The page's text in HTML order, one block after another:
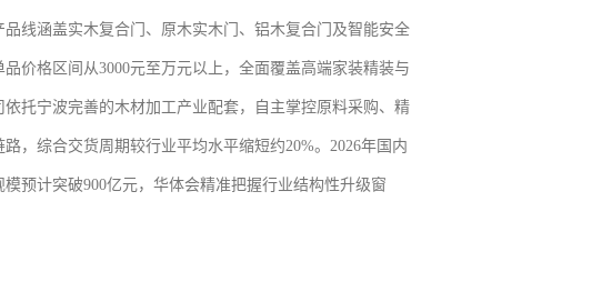
品线涵盖实木复合门、原木实木门、铝木复合门及智能安全
价格区间从3000元至万元以上，全面覆盖高端家装精装与
依托宁波完善的木材加工产业配套，自主掌控原料采购、精
，综合交货周期较行业平均水平缩短约20%。2026年国内
预计突破900亿元，华体会精准把握行业结构性升级窗